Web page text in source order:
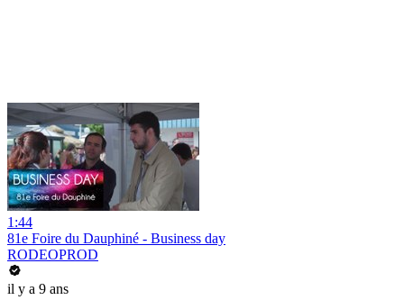
1:44
81e Foire du Dauphiné - Business day
RODEOPROD
il y a 9 ans